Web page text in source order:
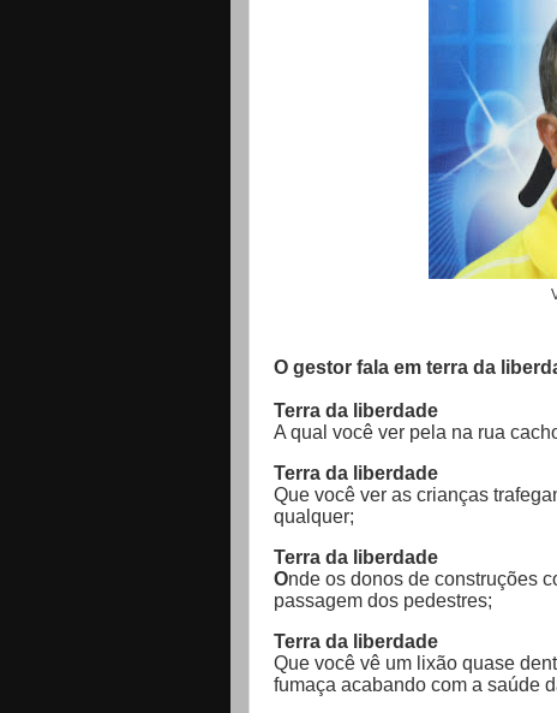
O gestor fala em terra da
Terra da liberdade
A qual você ver pela na rua
Terra da liberdade
Que você ver as crianças
qualquer;
Terra da liberdade
Onde os donos de construções
passagem dos pedestres;
Terra da liberdade
Que você vê um lixão quase
fumaça acabando com a saúde